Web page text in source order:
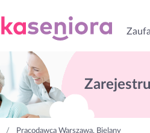
Pracodawca Warszawa, Bielany